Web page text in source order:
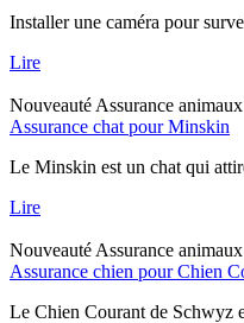
Installer une caméra pour
Lire
Nouveauté Assurance animaux
Assurance chat pour Minskin
Le Minskin est un chat qui
Lire
Nouveauté Assurance animaux
Assurance chien pour Chien
Le Chien Courant de Schwyz